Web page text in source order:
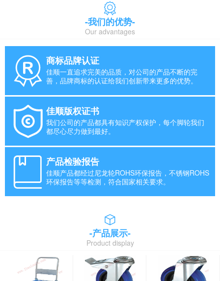
-我们的优势-
Our advantages
商标品牌认证
佳顺一直追求完美的品质，对公司的产品不断的完
善，品牌商标的认证给我们创新带来更多的优势。
佳顺版权证书
我们公司的产品都具有知识产权保护，每个脚轮我们
都尽心尽力做到最好。
产品检验报告
佳顺产品都经过尼龙轮ROHS环保报告，不锈钢ROHS
环保报告等等检测，符合国家相关要求。
-产品展示-
Product display